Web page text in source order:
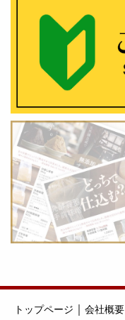
トップページ ｜ 会社概要